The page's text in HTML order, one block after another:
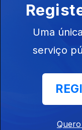
Uma
serviço